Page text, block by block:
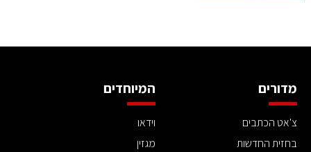
מדורים
צ'אט הכתבים
בחזית החדשות
המיוחדים
וידאו
מגזין